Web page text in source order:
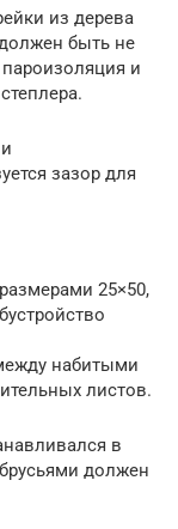
из дерева
быть не
и
зазор для
25×50,
набитыми
листов.
в
должен